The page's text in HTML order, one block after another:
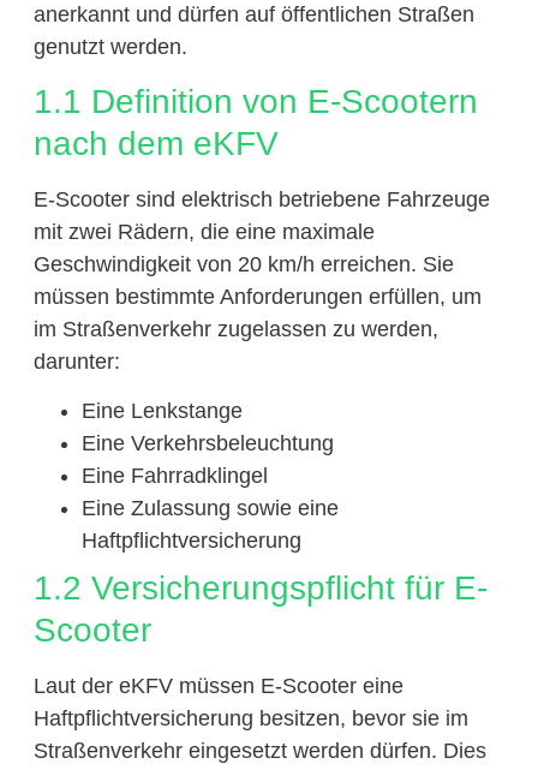
anerkannt und dürfen auf öffentlichen Straßen
genutzt werden.
1.1 Definition von E-Scootern
nach dem eKFV
E-Scooter sind elektrisch betriebene Fahrzeuge
mit zwei Rädern, die eine maximale
Geschwindigkeit von 20 km/h erreichen. Sie
müssen bestimmte Anforderungen erfüllen, um
im Straßenverkehr zugelassen zu werden,
darunter:
Eine Lenkstange
Eine Verkehrsbeleuchtung
Eine Fahrradklingel
Eine Zulassung sowie eine
Haftpflichtversicherung
1.2 Versicherungspflicht für E-
Scooter
Laut der eKFV müssen E-Scooter eine
Haftpflichtversicherung besitzen, bevor sie im
Straßenverkehr eingesetzt werden dürfen. Dies